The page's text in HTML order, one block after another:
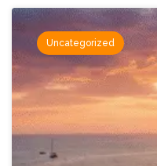
Uncategorized